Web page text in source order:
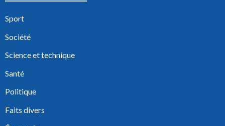
Sport
Société
Science et technique
Santé
Politique
Faits divers